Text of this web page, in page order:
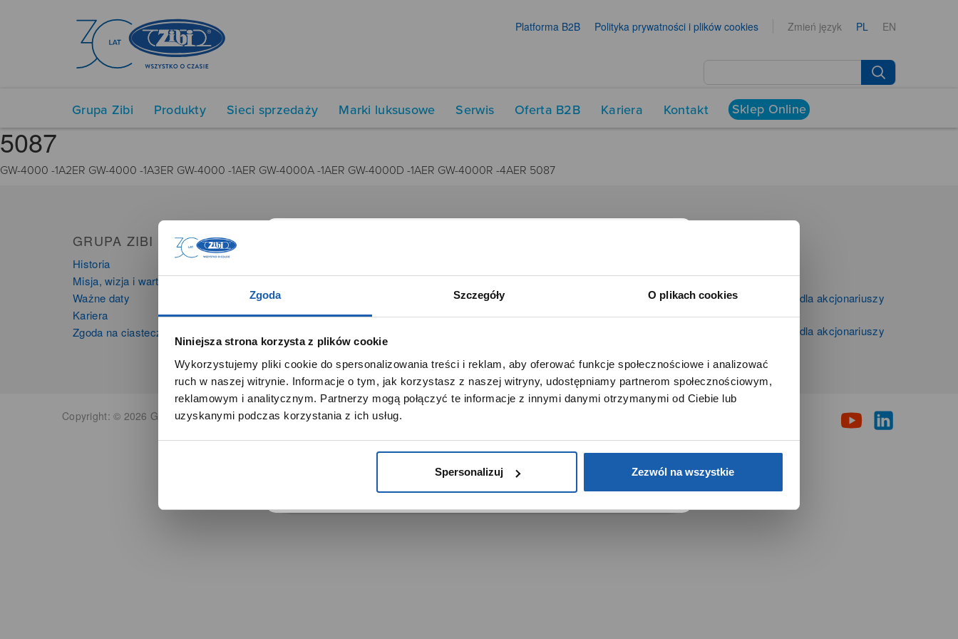
Zgoda Szczegóły O plikach cookies
Niniejsza strona korzysta z plików cookie
Wykorzystujemy pliki cookie do spersonalizowania treści i reklam, aby oferować funkcje społecznościowe i analizować
ruch w naszej witrynie. Informacje o tym, jak korzystasz z naszej witryny, udostępniamy partnerom społecznościowym,
reklamowym i analitycznym. Partnerzy mogą połączyć te informacje z innymi danymi otrzymanymi od Ciebie lub
uzyskanymi podczas korzystania z ich usług.
Spersonalizuj Zezwól na wszystkie
Platforma B2B Polityka prywatności i plików cookies Zmień język PL EN
Grupa Zibi Produkty Sieci sprzedaży Marki luksusowe Serwis Oferta B2B Kariera Kontakt Sklep Online
5087
GW-4000 -1A2ER GW-4000 -1A3ER GW-4000 -1AER GW-4000A -1AER GW-4000D -1AER GW-4000R -4AER 5087
GRUPA ZIBI
Historia
Misja, wizja i wartości Grupy Zibi
Ważne daty
Kariera
Zgoda na ciasteczka
Instrumenty muzyczne
Kalkulatory
Time Trend
Salony muzyczne Riff
Noble Place
Kontakt dla mediów
Informacje firmowe i dla akcjonariuszy
Zibi S.A.
Informacje firmowe i dla akcjonariuszy
Copyright: © 2026 Grupa Zibi S.A. Wszelkie prawa zastrzeżone.
SZANOWNA UŻYTKOWNICZKO
Używamy plików cookie w celach analitycznych, statystycznych i
marketingowych, w tym aby analizować ruch w tej witrynie,
optymalizować jej działanie oraz zapamiętywać Twoje preferencje.
DOWIEDZ SIĘ WIĘCEJ PRZEJDŹ DO SERWISU